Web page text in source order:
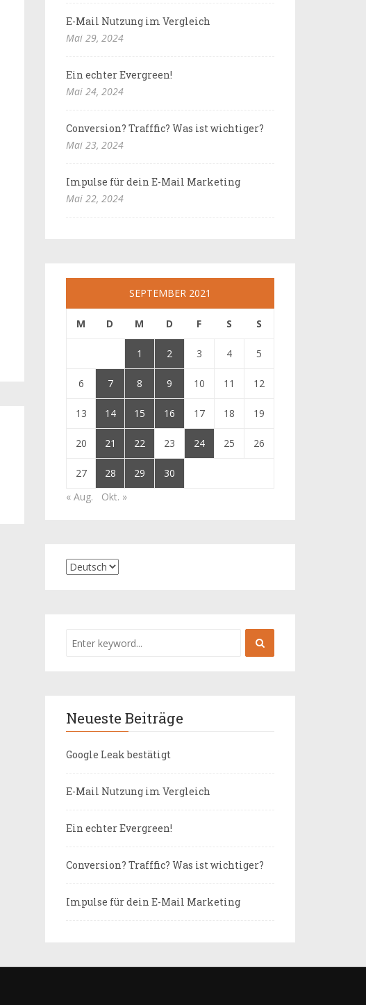
E-Mail Nutzung im Vergleich
Mai 29, 2024
Ein echter Evergreen!
Mai 24, 2024
Conversion? Trafffic? Was ist wichtiger?
Mai 23, 2024
Impulse für dein E-Mail Marketing
Mai 22, 2024
SEPTEMBER 2021
M D M D F S S
1 2 3 4 5
6 7 8 9 10 11 12
13 14 15 16 17 18 19
20 21 22 23 24 25 26
27 28 29
30
« Aug.
Okt. »
Neueste Beiträge
Google Leak bestätigt
E-Mail Nutzung im Vergleich
Ein echter Evergreen!
Conversion? Trafffic? Was ist wichtiger?
Impulse für dein E-Mail Marketing